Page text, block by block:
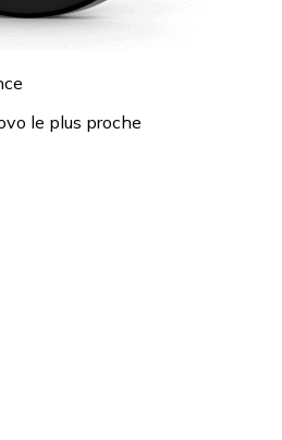
le plus proche